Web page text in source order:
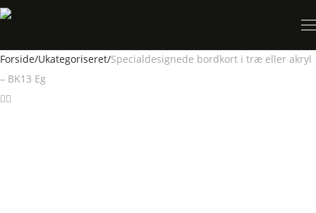
Forside/Ukategoriseret/Specialdesignede bordkort i træ eller akryl
– BK13 Eg